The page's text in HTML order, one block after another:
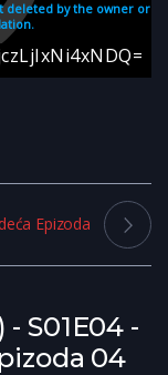
S01E04 -
04
Epizoda